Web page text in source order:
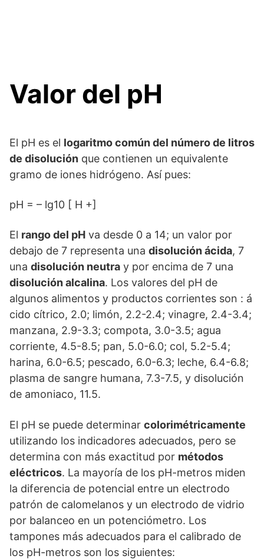
Valor del pH
El pH es el logaritmo común del número de litros
de disolución que contienen un equivalente
gramo de iones hidrógeno. Así pues:
pH = – lg10 [ H +]
El rango del pH va desde 0 a 14; un valor por
debajo de 7 representa una disolución ácida, 7
una disolución neutra y por encima de 7 una
disolución alcalina. Los valores del pH de
algunos alimentos y productos corrientes son : á
cido cítrico, 2.0; limón, 2.2-2.4; vinagre, 2.4-3.4;
manzana, 2.9-3.3; compota, 3.0-3.5; agua
corriente, 4.5-8.5; pan, 5.0-6.0; col, 5.2-5.4;
harina, 6.0-6.5; pescado, 6.0-6.3; leche, 6.4-6.8;
plasma de sangre humana, 7.3-7.5, y disolución
de amoniaco, 11.5.
El pH se puede determinar colorimétricamente
utilizando los indicadores adecuados, pero se
determina con más exactitud por métodos
eléctricos. La mayoría de los pH-metros miden
la diferencia de potencial entre un electrodo
patrón de calomelanos y un electrodo de vidrio
por balanceo en un potenciómetro. Los
tampones más adecuados para el calibrado de
los pH-metros son los siguientes: